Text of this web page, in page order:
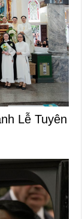
Lễ Tuyên